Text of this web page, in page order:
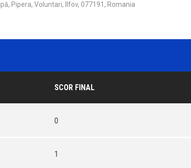
Pipera, Voluntari, Ilfov, 077191, Romania
SCOR FINAL
0
1